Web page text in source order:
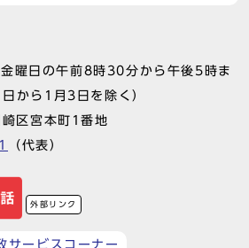
曜日の午前8時30分から午後5時ま
から1月3日を除く）
区宮本町1番地
（代表）
外部リンク
サービスコーナー